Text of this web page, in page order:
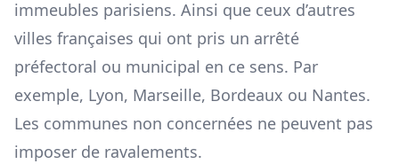
immeubles parisiens. Ainsi que ceux d’autres
villes françaises qui ont pris un arrêté
préfectoral ou municipal en ce sens. Par
exemple, Lyon, Marseille, Bordeaux ou Nantes.
Les communes non concernées ne peuvent pas
imposer de ravalements.